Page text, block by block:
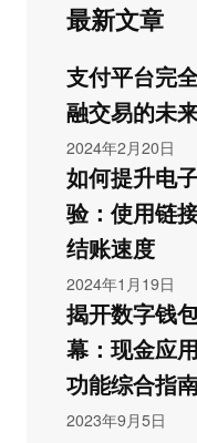
最新文章
支付平台完
融交易的未
2024年2月20日
如何提升电
验：使用链
结账速度
2024年1月19日
揭开数字钱
幕：现金应
功能综合指
2023年9月5日